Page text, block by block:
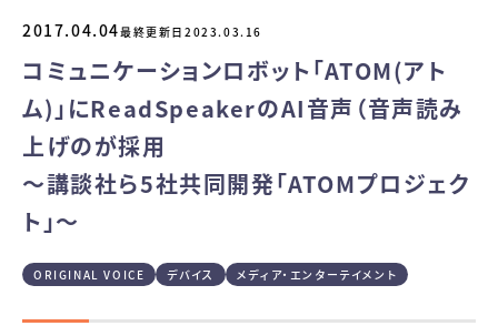
2017.04.04最終更新日 2023.03.16
コミュニケーションロボット「ATOM(アト
ム)」にReadSpeakerのAI音声（音声読み
上げのが採用
～講談社ら5社共同開発「ATOMプロジェク
ト」～
ORIGINAL VOICE デバイス メディア・エンターテイメント